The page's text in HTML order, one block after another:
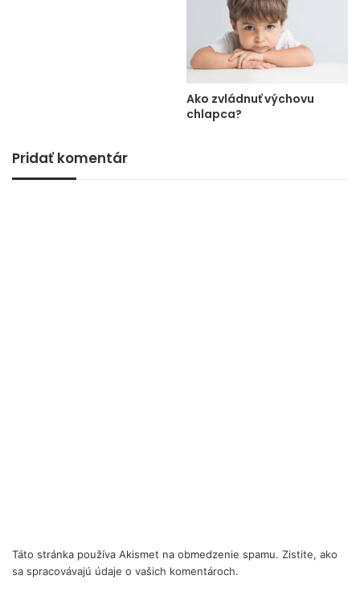
Ako zvládnuť výchovu
chlapca?
Pridať komentár
Táto stránka používa Akismet na obmedzenie spamu. Zistite, ako
sa spracovávajú údaje o vašich komentároch.